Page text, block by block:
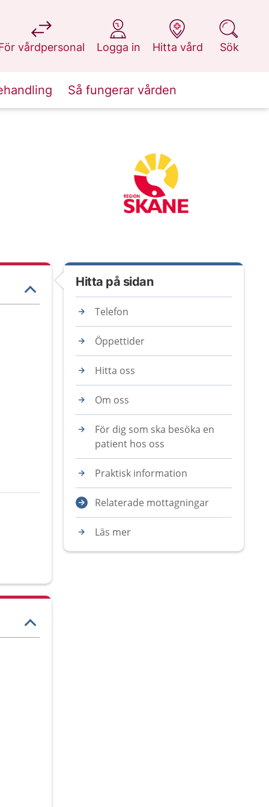
vårdpersonal
på 1177.se
Logga in
på 1177.se
Hitta vård
på 1177.se
Sök
på 1177.se
Så fungerar vården
Hitta på sidan
Telefon
Öppettider
Hitta oss
Om oss
För dig som ska besöka en
patient hos oss
Praktisk information
Relaterade mottagningar
Läs mer